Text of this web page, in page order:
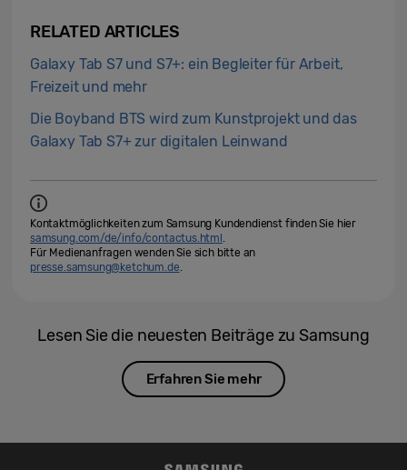
RELATED ARTICLES
Galaxy Tab S7 und S7+: ein Begleiter für Arbeit,
Freizeit und mehr
Die Boyband BTS wird zum Kunstprojekt und das
Galaxy Tab S7+ zur digitalen Leinwand
Kontaktmöglichkeiten zum Samsung Kundendienst finden Sie hier
samsung.com/de/info/contactus.html .
Für Medienanfragen wenden Sie sich bitte an
presse.samsung@ketchum.de.
Lesen Sie die neuesten Beiträge zu Samsung
Erfahren Sie mehr